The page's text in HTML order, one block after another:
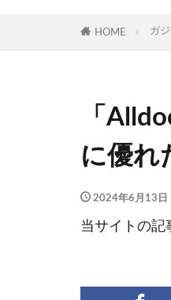
HOME ガ
「
に優れ
2024年6月13日
当サイトの記